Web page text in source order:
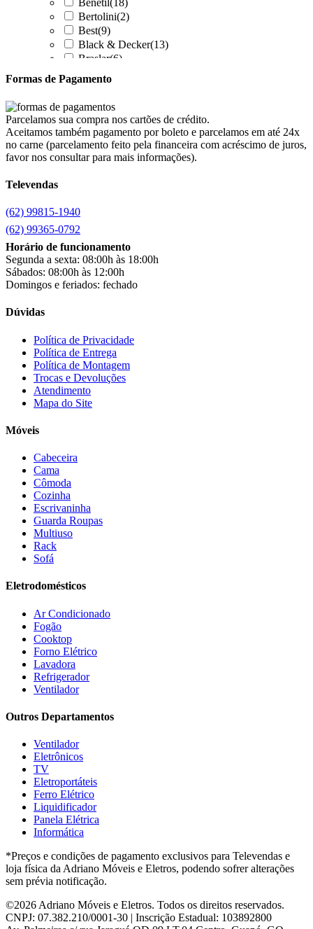
Benetil(18)
Bertolini(2)
Best(9)
Black & Decker(13)
Braslar(6)
Britânia
Cairu(7)
Canaã Moveis (0)
Canaã Móveis(2)
Carioca Móveis(8)
Clarice
clock
Colibri
Colli(53)
Colormaq(43)
Companhia do Estofado
Cotherm(2)
D' Doro Móveis
Dako(23)
Demóbile(13)
Dômina
Doripel
Estofados solar
Fischer
Giga
Gree(3)
Henn
Hisense
Hot Sat
HP
JB BECHARA
Kaiki Móveis
KAMABEL
kasper
Kaza
Leifer
Lenoxx
Level(3)
LG(8)
Libell(6)
Linea brasil
Lopas(2)
Lukaliam(8)
Formas de Pagamento
Parcelamos sua compra nos cartões de crédito.
Aceitamos também pagamento por boleto e parcelamos em até 24x
no carne (parcelamento feito pela financeira com acréscimo de juros,
favor nos consultar para mais informações).
Televendas
(62) 99815-1940
(62) 99365-0792
Horário de funcionamento
Segunda a sexta: 08:00h às 18:00h
Sábados: 08:00h às 12:00h
Domingos e feriados: fechado
Dúvidas
Política de Privacidade
Política de Entrega
Política de Montagem
Trocas e Devoluções
Atendimento
Mapa do Site
Móveis
Cabeceira
Cama
Cômoda
Cozinha
Escrivaninha
Guarda Roupas
Multiuso
Rack
Sofá
Eletrodomésticos
Ar Condicionado
Fogão
Cooktop
Forno Elétrico
Lavadora
Refrigerador
Ventilador
Outros Departamentos
Ventilador
Eletrônicos
TV
Eletroportáteis
Ferro Elétrico
Liquidificador
Panela Elétrica
Informática
*Preços e condições de pagamento exclusivos para Televendas e
loja física da Adriano Móveis e Eletros, podendo sofrer alterações
sem prévia notificação.
©2026 Adriano Móveis e Eletros. Todos os direitos reservados.
CNPJ: 07.382.210/0001-30 | Inscrição Estadual: 103892800